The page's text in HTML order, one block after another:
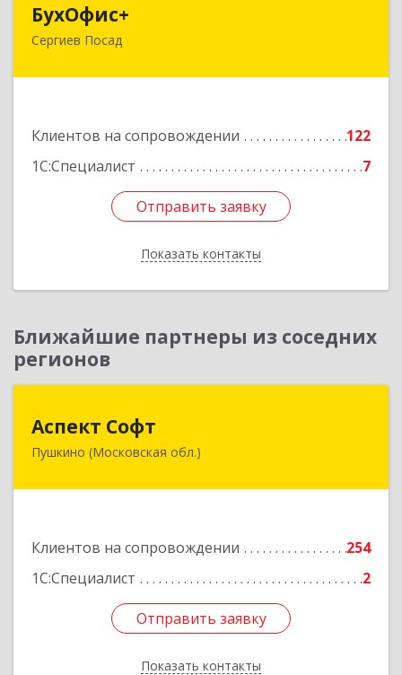
БухОфис+
Сергиев Посад
Клиентов на сопровождении
122
1С:Специалист
7
Отправить заявку
Показать контакты
141304, Московская обл, Сергиево-Посадский
Подробнее
Отправить заявку
Назад
Ближайшие партнеры из соседних
регионов
Аспект Софт
Пушкино (Московская обл.)
Клиентов на сопровождении
254
1С:Специалист
2
Отправить заявку
Показать контакты
141205, Московская обл, Пушкинский р-н,
Отправить заявку
Назад